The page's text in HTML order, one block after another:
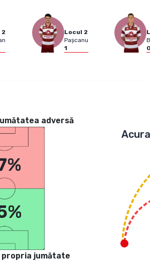
2
Locul 2
Pașcanu
1
0
adversă
jumătate